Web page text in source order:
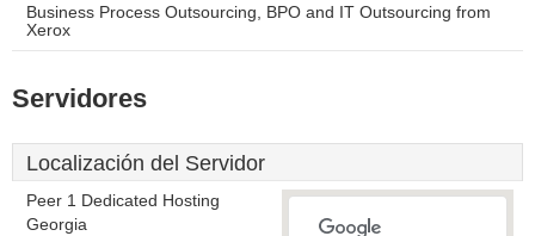
Business Process Outsourcing, BPO and IT Outsourcing from
Xerox
Servidores
Localización del Servidor
Peer 1 Dedicated Hosting
Georgia